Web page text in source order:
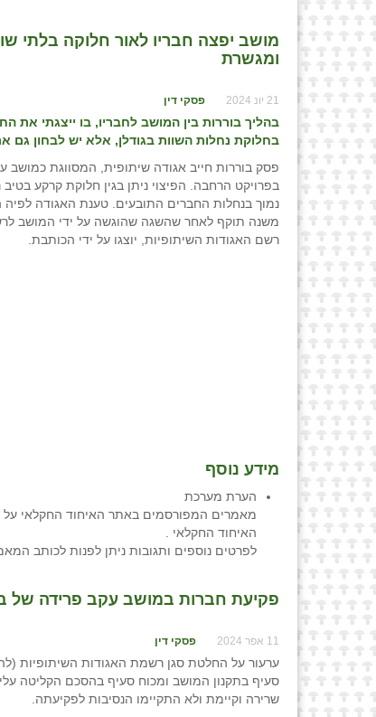
מושב יפצה חבריו לאור חלוקה בלתי
ומגשרת
21 יונ 2024 פסקי דין
בהליך בוררות בין המושב לחבריו, בו ייצגתי את
בחלוקת נחלות השוות בגודלן, אלא יש לבחון גם
פסק בוררות חייב אגודה שיתופית, המסווגת כמושב
בפרויקט הרחבה. הפיצוי ניתן בגין חלוקת קרקע
נמוך בנחלות החברים התובעים. טענת האגודה לפיה
משנה תוקף לאחר שהשגה שהוגשה על ידי המושב
רשם האגודות השיתופיות, יוצגו על ידי הכותבת.
מידע נוסף
הערת מערכת
מאמרים המפורסמים באתר האיחוד החקלאי על
האיחוד החקלאי .
לפרטים נוספים ותגובות ניתן לפנות לכותב
פקיעת חברות במושב עקב פרידה של
11 אפר 2024 פסקי דין
ערעור על החלטת סגן רשמת האגודות השיתופיות
סעיף בתקנון המושב ומכוח סעיף בהסכם
שרירה וקיימת ולא התקיימו הנסיבות לפקיעתה.